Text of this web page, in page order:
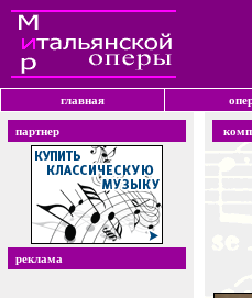
главная
партнер
реклама